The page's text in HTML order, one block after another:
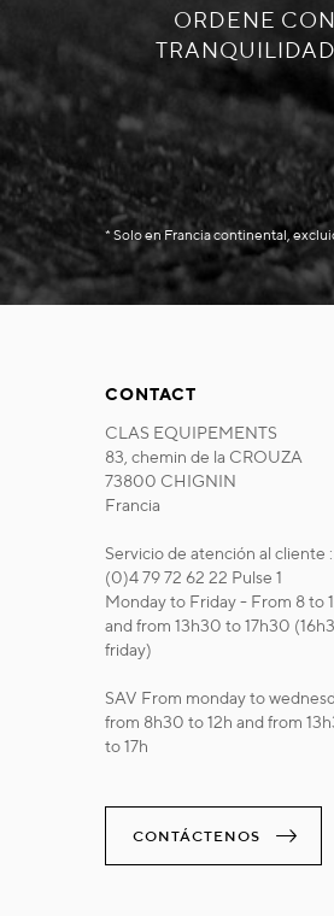
ORDENE CON
TRANQUILIDAD
* Solo en Francia continental,
CONTACT
CLAS EQUIPEMENTS
83, chemin de la CROUZA
73800 CHIGNIN
Francia
Servicio de atención al cliente
(0)4 79 72 62 22 Pulse 1
Monday to Friday - From 8 to
and from 13h30 to 17h30
friday)
SAV From monday to
from 8h30 to 12h and from
to 17h
CONTÁCTENOS